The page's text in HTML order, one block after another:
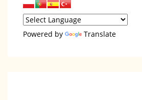
Powered by Translate